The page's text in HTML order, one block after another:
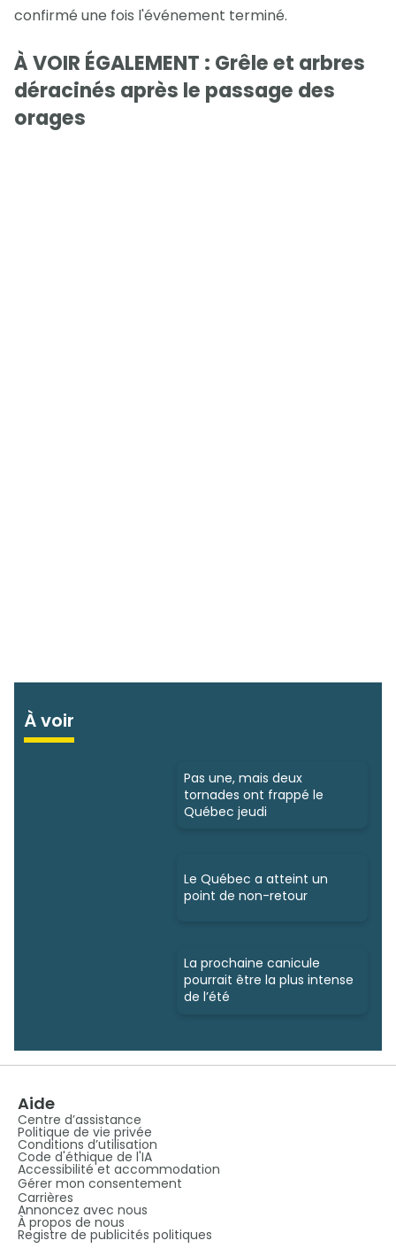
confirmé une fois l'événement terminé.
À VOIR ÉGALEMENT : Grêle et arbres
déracinés après le passage des
orages
À voir
Pas une, mais deux
tornades ont frappé le
Québec jeudi
Le Québec a atteint un
point de non-retour
La prochaine canicule
pourrait être la plus intense
de l’été
Aide
Centre d’assistance
Politique de vie privée
Conditions d’utilisation
Code d'éthique de l'IA
Accessibilité et accommodation
Gérer mon consentement
Carrières
Annoncez avec nous
À propos de nous
Registre de publicités politiques